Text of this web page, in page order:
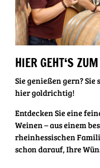
HIER GEHT‘S
Sie genießen gern?
hier goldrichtig!
Entdecken Sie eine
Weinen – aus einem
rheinhessischen
schon darauf, Ihre